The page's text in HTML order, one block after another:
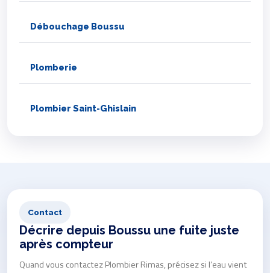
Débouchage Boussu
Plomberie
Plombier Saint-Ghislain
Contact
Décrire depuis Boussu une fuite juste
après compteur
Quand vous contactez Plombier Rimas, précisez si l’eau vient